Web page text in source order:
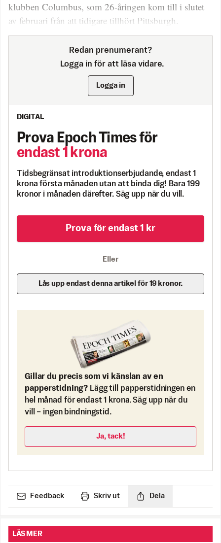
klubben Columbus, som 26-åringen kom till i slutet
av februari från att tidigare tillhört Pittsburgh.
Redan prenumerant?
Logga in för att läsa vidare.
Logga in
DIGITAL
Prova Epoch Times för
endast 1 krona
Tidsbegränsat introduktionserbjudande, endast 1
krona första månaden utan att binda dig! Bara 199
kronor i månaden därefter. Säg upp när du vill.
Prova för endast 1 kr
Eller
Lås upp endast denna artikel för 19 kronor.
Gillar du precis som vi känslan av en
papperstidning? Lägg till papperstidningen en
hel månad för endast 1 krona. Säg upp när du
vill – ingen bindningstid.
Ja, tack!
Feedback Skriv ut Dela
LÄS MER